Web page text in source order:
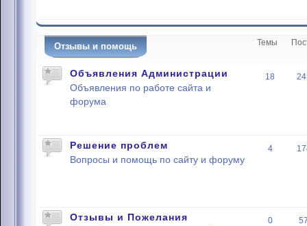
Отзывы и помощь Темы
Объявления Администрации
Объявления по работе сайта и
форума
18
Решение проблем
Вопросы и помощь по сайту и форуму
4
Отзывы и Пожелания 0